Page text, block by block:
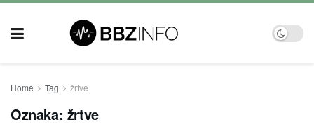
Home Tag žrtve
Oznaka: žrtve